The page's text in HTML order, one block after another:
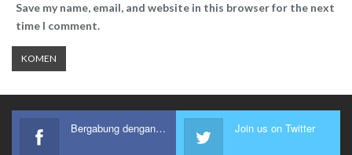
Save my name, email, and website in this browser for the next
time I comment.
Bergabung dengan kami Join us on Twitter